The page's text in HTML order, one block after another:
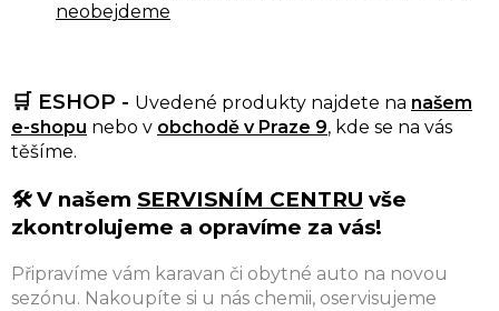
neobejdeme
🛒 ESHOP - Uvedené produkty najdete na našem
e-shopu nebo v obchodě v Praze 9, kde se na vás
těšíme.
🛠️ V našem SERVISNÍM CENTRU vše
zkontrolujeme a opravíme za vás!
Připravíme vám karavan či obytné auto na novou
sezónu. Nakoupíte si u nás chemii, oservisujeme